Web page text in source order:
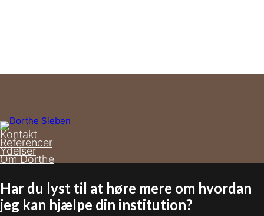
Kontakt
Referencer
Ydelser
Om Dorthe
Har du lyst til at høre mere om hvordan
jeg kan hjælpe din institution?